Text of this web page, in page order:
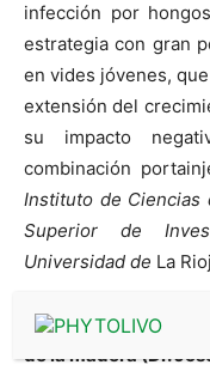
infección por
estrategia con gran
en vides jóvenes,
extensión del
su impacto
combinación
Instituto de Ciencias
Superior de
Universidad de La
Foto: Planta de vid
de la madera (Dr.